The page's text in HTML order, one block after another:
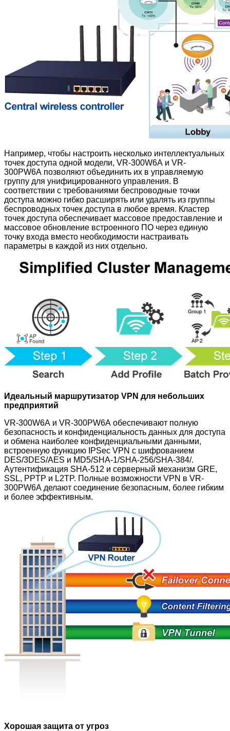
Например, чтобы настроить несколько интеллектуальных
точек доступа одной модели, VR-300W6A и VR-
300PW6A позволяют объединить их в управляемую
группу для унифицированного управления. В
соответствии с требованиями беспроводные точки
доступа можно гибко расширять или удалять из группы
беспроводных точек доступа в любое время. Кластер
точек доступа обеспечивает массовое предоставление и
массовое обновление встроенного ПО через единую
точку входа вместо необходимости настраивать
параметры в каждой из них отдельно.
Идеальный маршрутизатор VPN для небольших
предприятий
VR-300W6A и VR-300PW6A обеспечивают полную
безопасность и конфиденциальность данных для доступа
и обмена наиболее конфиденциальными данными,
встроенную функцию IPSec VPN с шифрованием
DES/3DES/AES и MD5/SHA-1/SHA-256/SHA-384/.
Аутентификация SHA-512 и серверный механизм GRE,
SSL, PPTP и L2TP. Полные возможности VPN в VR-
300PW6A делают соединение безопасным, более гибким
и более эффективным.
Хорошая защита от угроз